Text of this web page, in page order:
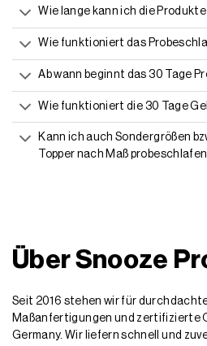
Wie lange kann ich die
Wie funktioniert das
Ab wann beginnt das 30 Tage
Wie funktioniert die 30 Tage
Kann ich auch Sondergrößen
Topper nach Maß
Über Snooze
Seit 2016 stehen wir für
Maßanfertigungen und zertifizierte
Germany. Wir liefern schnell und